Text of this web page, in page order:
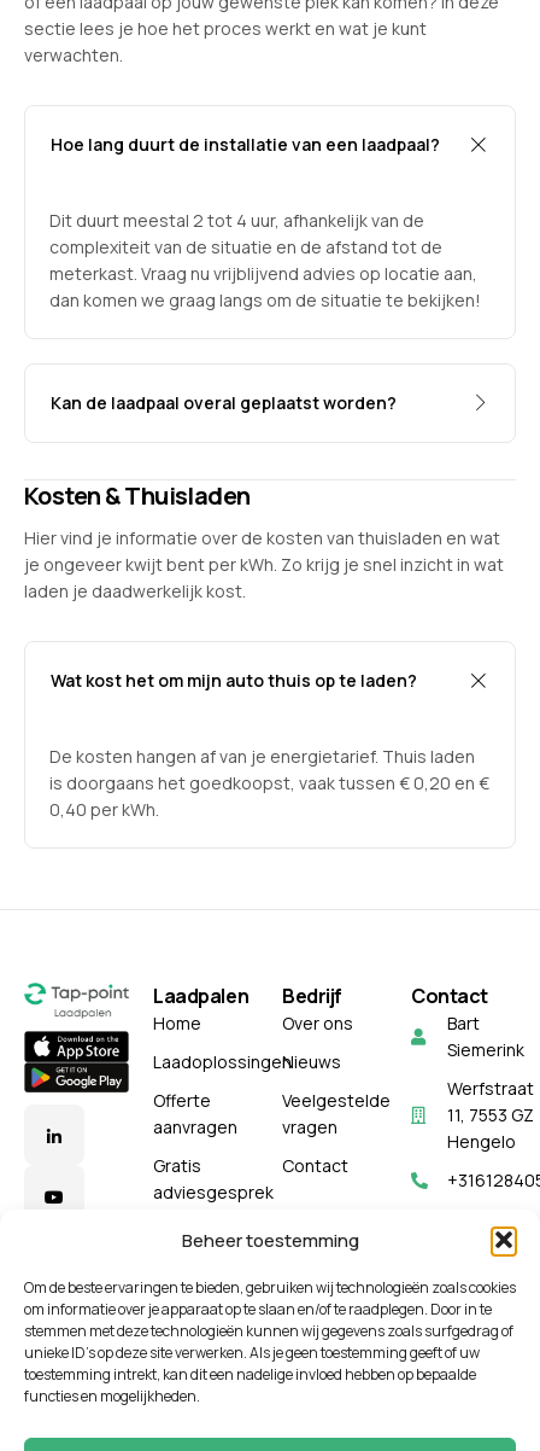
Beheer toestemming
Om de beste ervaringen te bieden, gebruiken wij technologieën zoals cookies
om informatie over je apparaat op te slaan en/of te raadplegen. Door in te
stemmen met deze technologieën kunnen wij gegevens zoals surfgedrag of
unieke ID's op deze site verwerken. Als je geen toestemming geeft of uw
toestemming intrekt, kan dit een nadelige invloed hebben op bepaalde
functies en mogelijkheden.
sectie lees je hoe het proces werkt en wat je kunt
verwachten.
Hoe lang duurt de installatie van een laadpaal?
Dit duurt meestal 2 tot 4 uur, afhankelijk van de
complexiteit van de situatie en de afstand tot de
meterkast. Vraag nu vrijblijvend advies op locatie aan,
dan komen we graag langs om de situatie te bekijken!
Kan de laadpaal overal geplaatst worden?
Kosten & Thuisladen
Hier vind je informatie over de kosten van thuisladen en wat
je ongeveer kwijt bent per kWh. Zo krijg je snel inzicht in wat
laden je daadwerkelijk kost.
Wat kost het om mijn auto thuis op te laden?
De kosten hangen af van je energietarief. Thuis laden
is doorgaans het goedkoopst, vaak tussen € 0,20 en €
0,40 per kWh.
Laadpalen
Home
Laadoplossingen
Offerte
aanvragen
Gratis
adviesgesprek
Bedrijf
Over ons
Nieuws
Veelgestelde
vragen
Contact
Contact
Bart
Siemerink
Werfstraat
11, 7553 GZ
Hengelo
info@tap-
point.com
© Tap-Point 2026